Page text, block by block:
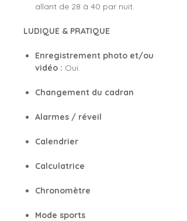
allant de 28 à 40 par nuit.
LUDIQUE & PRATIQUE
Enregistrement photo et/ou
vidéo : Oui.
Changement du cadran
Alarmes / réveil
Calendrier
Calculatrice
Chronomètre
Mode sports